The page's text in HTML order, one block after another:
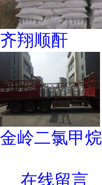
齐翔顺酐
金岭二氯甲烷
在线留言